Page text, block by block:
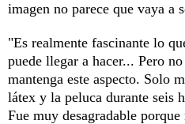
imagen no parece que vaya a
"Es realmente fascinante lo
puede llegar a hacer... Pero
mantenga este aspecto. Solo
látex y la peluca durante seis
Fue muy desagradable